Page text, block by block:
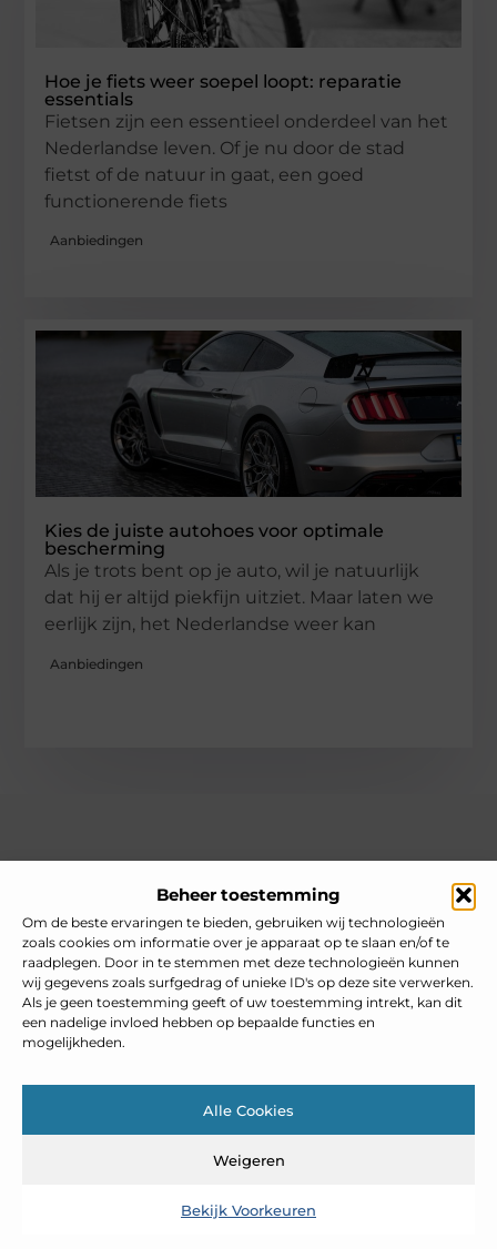
Beheer toestemming
Om de beste ervaringen te bieden, gebruiken wij technologieën
zoals cookies om informatie over je apparaat op te slaan en/of te
raadplegen. Door in te stemmen met deze technologieën kunnen
wij gegevens zoals surfgedrag of unieke ID's op deze site verwerken.
Als je geen toestemming geeft of uw toestemming intrekt, kan dit
een nadelige invloed hebben op bepaalde functies en
mogelijkheden.
Alle Cookies
Weigeren
Bekijk Voorkeuren
Hoe je fiets weer soepel loopt: reparatie
essentials
Fietsen zijn een essentieel onderdeel van het
Nederlandse leven. Of je nu door de stad
fietst of de natuur in gaat, een goed
functionerende fiets
Aanbiedingen
Kies de juiste autohoes voor optimale
bescherming
Als je trots bent op je auto, wil je natuurlijk
dat hij er altijd piekfijn uitziet. Maar laten we
eerlijk zijn, het Nederlandse weer kan
Aanbiedingen
Jouw gids voor inspiratie en tips uit het dagelijks leven.
Ontdek een brede verzameling blogs en artikelen die je helpen
om het meeste uit elke dag te halen, met praktische adviezen
en verrassende inzichten.
Bericht categorie
@2025 www.heelnederlands.nl. All Right Reserved.